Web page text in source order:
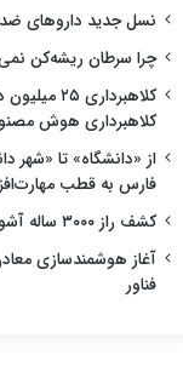
نسل جدید داروهای
چرا سرطان ریشه‌کن
کلاهبرداری هوش
از «دانشگاه» تا «شهر
فارس به قطب
کشف راز ۳۰۰۰ ساله آشوریان
آغاز هوشمندسازی
فناور